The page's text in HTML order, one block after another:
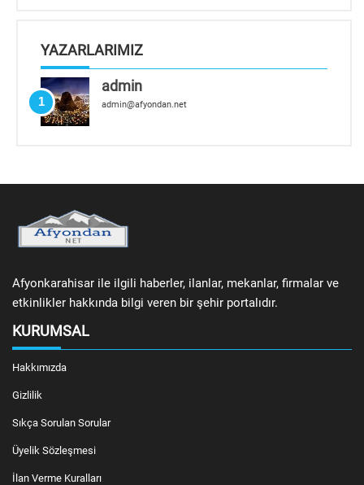
YAZARLARIMIZ
1
admin
admin@afyondan.net
Afyonkarahisar ile ilgili haberler, ilanlar, mekanlar, firmalar ve
etkinlikler hakkında bilgi veren bir şehir portalıdır.
KURUMSAL
Hakkımızda
Gizlilik
Sıkça Sorulan Sorular
Üyelik Sözleşmesi
İlan Verme Kuralları